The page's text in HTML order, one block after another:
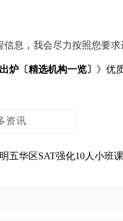
息，我会尽力按照您要求
炉〔精选机构一览〕 》优
资讯
五华区SAT强化10人小班